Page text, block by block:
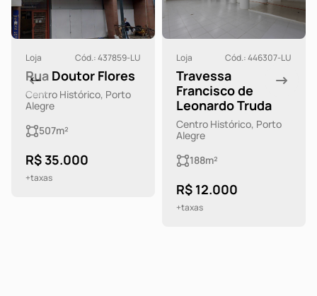
Loja Cód.: 437859-LU
Rua Doutor Flores
Centro Histórico, Porto
Alegre
507m²
R$ 35.000
+taxas
Loja Cód.: 446307-LU
Travessa
Francisco de
Leonardo Truda
Centro Histórico, Porto
Alegre
188m²
R$ 12.000
+taxas